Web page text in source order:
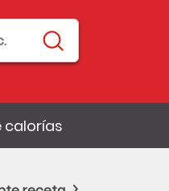
calorías